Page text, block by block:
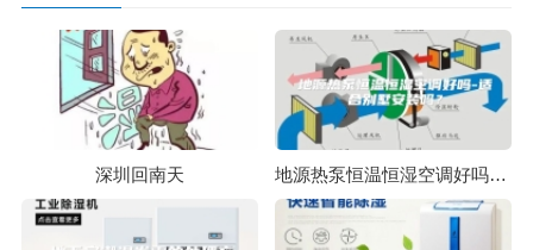
深圳回南天 地源热泵恒温恒湿空调好吗-适合别墅安装吗？